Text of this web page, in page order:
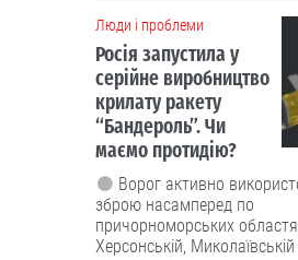
Люди і проблеми
Росія запустила у
серійне виробництво
крилату ракету
“Бандероль”. Чи
маємо протидію?
Ворог активно
зброю насамперед по
причорноморських
Херсонській,